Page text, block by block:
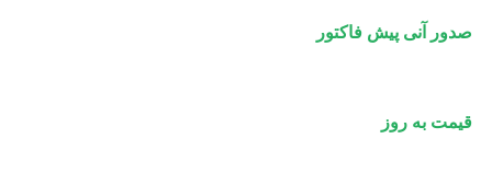
صدور آنی پیش فاکتور
قیمت به روز